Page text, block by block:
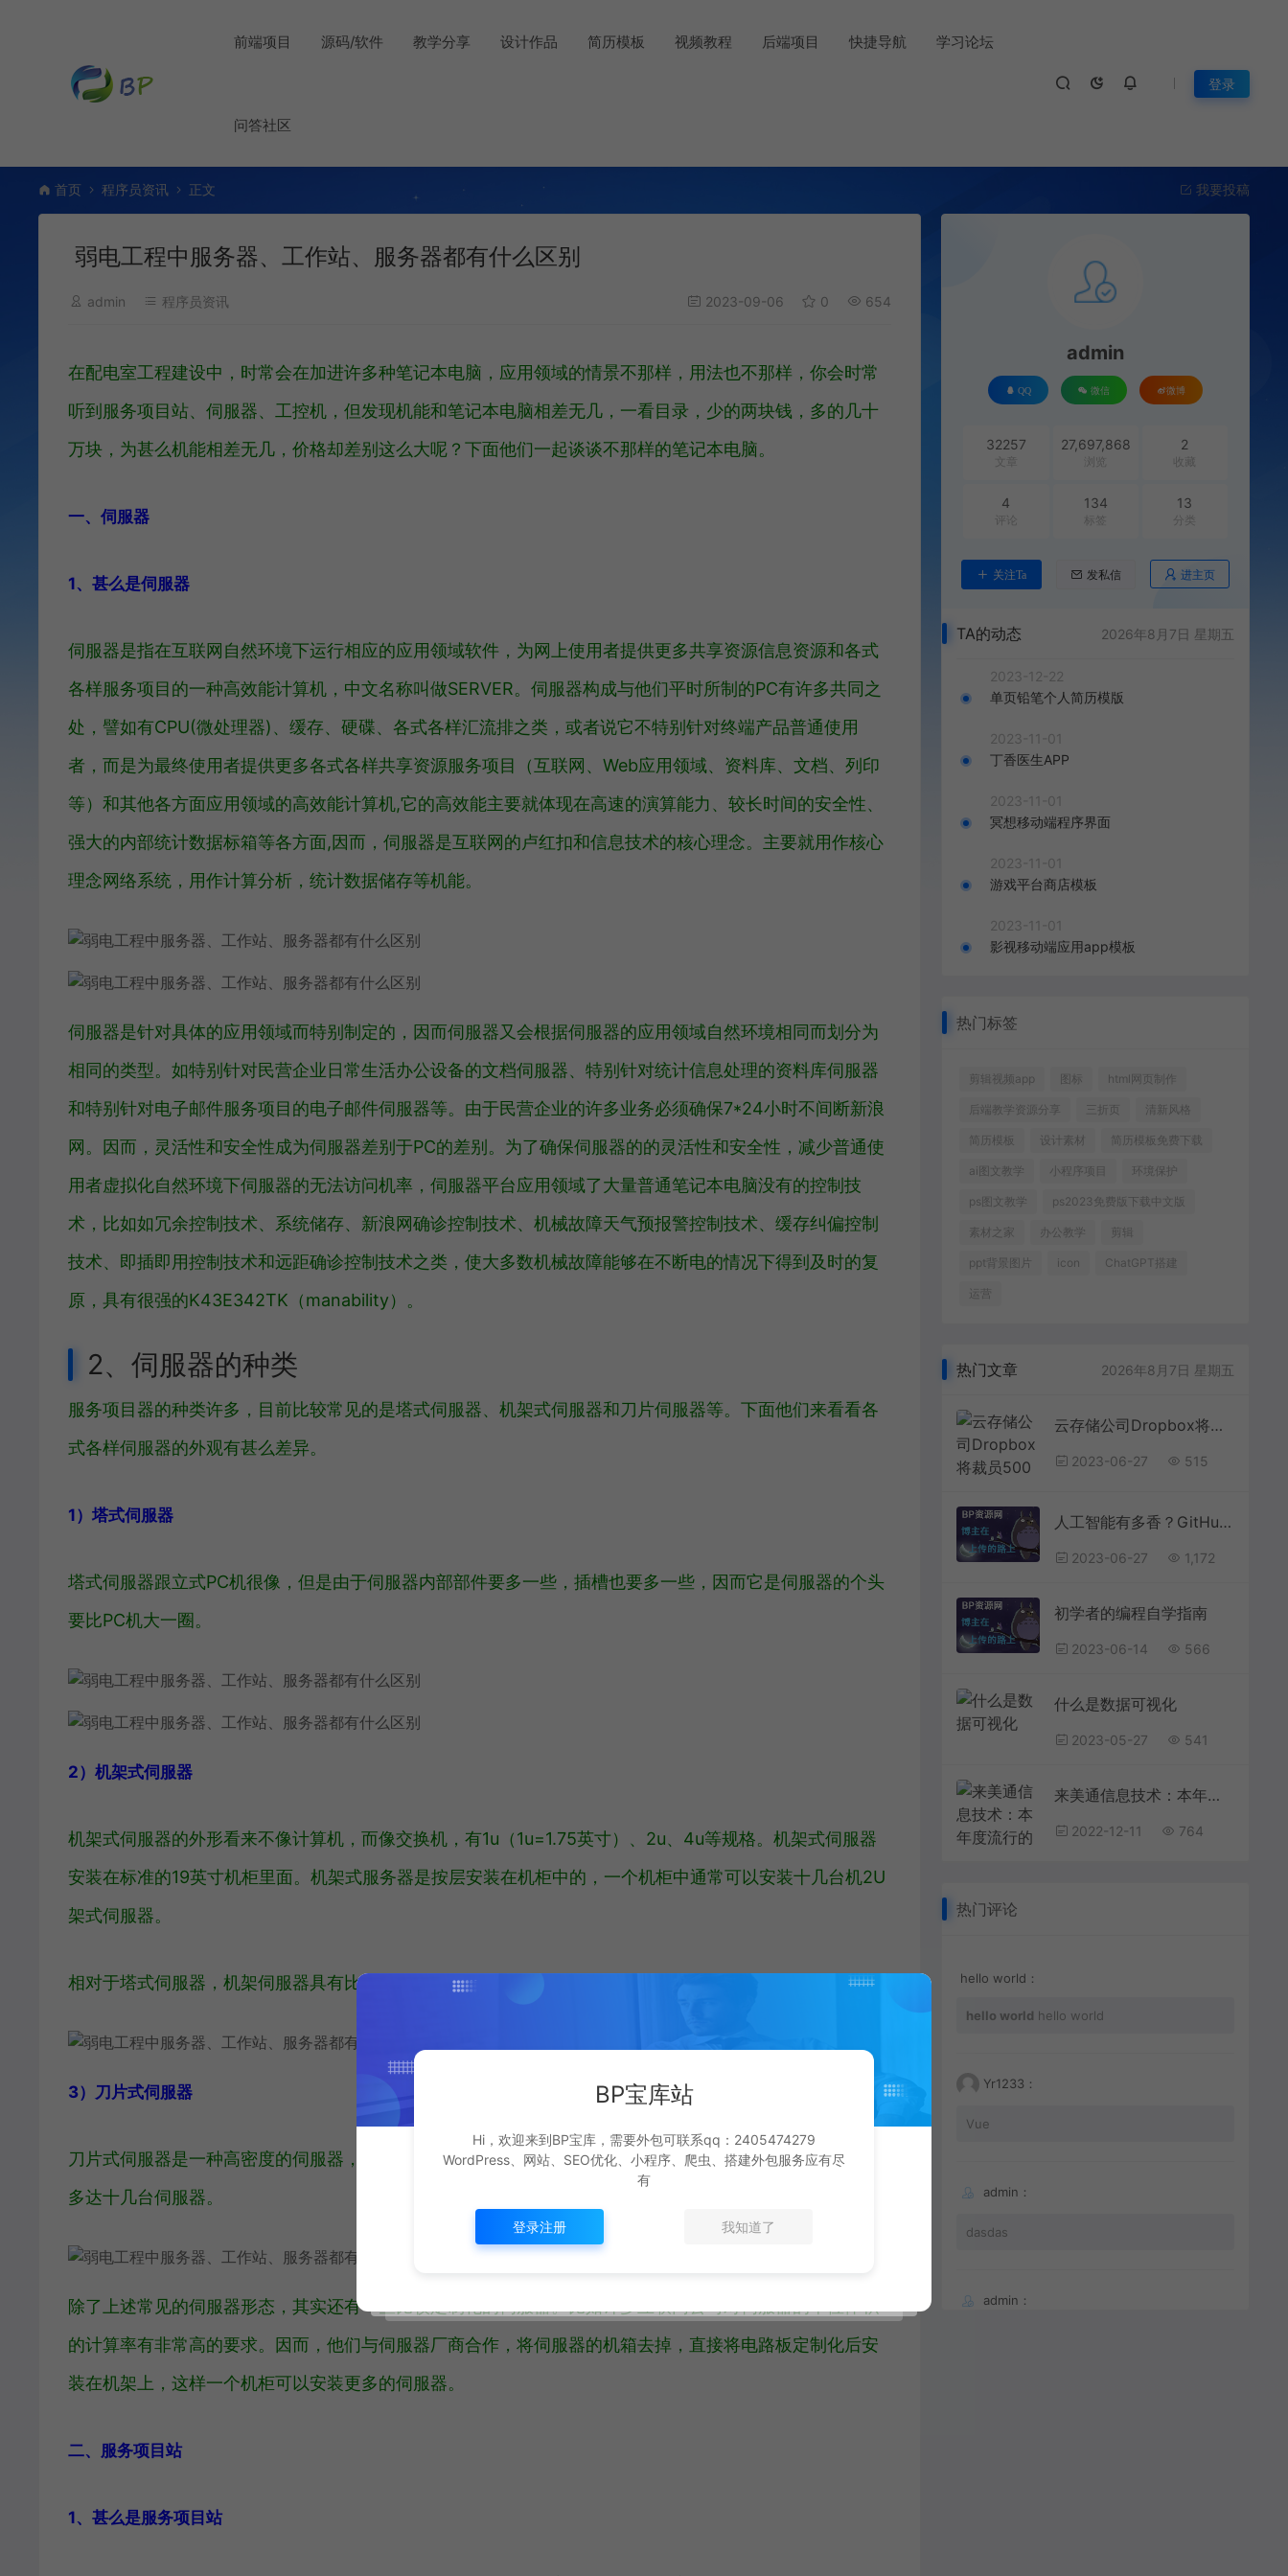
前端项目 源码/软件 教学分享 设计作品 简历模板 视频教程 后端项目 快捷导航 学习论坛
问答社区
登录
首页 程序员资讯 正文 我要投稿
弱电工程中服务器、工作站、服务器都有什么区别
admin 程序员资讯 2023-09-06 0 654
在配电室工程建设中，时常会在加进许多种笔记本电脑，应用领域的情景不那样，用法也不那样，你会时常
听到服务项目站、伺服器、工控机，但发现机能和笔记本电脑相差无几，一看目录，少的两块钱，多的几十
万块，为甚么机能相差无几，价格却差别这么大呢？下面他们一起谈谈不那样的笔记本电脑。
一、伺服器
1、甚么是伺服器
伺服器是指在互联网自然环境下运行相应的应用领域软件，为网上使用者提供更多共享资源信息资源和各式
各样服务项目的一种高效能计算机，中文名称叫做SERVER。伺服器构成与他们平时所制的PC有许多共同之
处，譬如有CPU(微处理器)、缓存、硬碟、各式各样汇流排之类，或者说它不特别针对终端产品普通使用
者，而是为最终使用者提供更多各式各样共享资源服务项目（互联网、Web应用领域、资料库、文档、列印
等）和其他各方面应用领域的高效能计算机,它的高效能主要就体现在高速的演算能力、较长时间的安全性、
强大的内部统计数据标箱等各方面,因而，伺服器是互联网的卢红扣和信息技术的核心理念。主要就用作核心
理念网络系统，用作计算分析，统计数据储存等机能。
伺服器是针对具体的应用领域而特别制定的，因而伺服器又会根据伺服器的应用领域自然环境相同而划分为
相同的类型。如特别针对民营企业日常生活办公设备的文档伺服器、特别针对统计信息处理的资料库伺服器
和特别针对电子邮件服务项目的电子邮件伺服器等。由于民营企业的许多业务必须确保7*24小时不间断新浪
网。因而，灵活性和安全性成为伺服器差别于PC的差别。为了确保伺服器的的灵活性和安全性，减少普通使
用者虚拟化自然环境下伺服器的无法访问机率，伺服器平台应用领域了大量普通笔记本电脑没有的控制技
术，比如如冗余控制技术、系统储存、新浪网确诊控制技术、机械故障天气预报警控制技术、缓存纠偏控制
技术、即插即用控制技术和远距确诊控制技术之类，使大多数机械故障能够在不断电的情况下得到及时的复
原，具有很强的K43E342TK（manability）。
2、伺服器的种类
服务项目器的种类许多，目前比较常见的是塔式伺服器、机架式伺服器和刀片伺服器等。下面他们来看看各
式各样伺服器的外观有甚么差异。
1）塔式伺服器
塔式伺服器跟立式PC机很像，但是由于伺服器内部部件要多一些，插槽也要多一些，因而它是伺服器的个头
要比PC机大一圈。
2）机架式伺服器
机架式伺服器的外形看来不像计算机，而像交换机，有1u（1u=1.75英寸）、2u、4u等规格。机架式伺服器
安装在标准的19英寸机柜里面。机架式服务器是按层安装在机柜中的，一个机柜中通常可以安装十几台机2U
架式伺服器。
相对于塔式伺服器，机架伺服器具有比较高的空间利用率。也就是它可以在单位空间内安装更多的设备。
3）刀片式伺服器
刀片式伺服器是一种高密度的伺服器，相对机架伺服器有更高的空间利用率。如图所示，在一个刀片框中有
多达十几台伺服器。
除了上述常见的伺服器形态，其实还有一些比较定制化的伺服器。比如许多互联网公司对伺服器的单位体积
的计算率有非常高的要求。因而，他们与伺服器厂商合作，将伺服器的机箱去掉，直接将电路板定制化后安
装在机架上，这样一个机柜可以安装更多的伺服器。
二、服务项目站
1、甚么是服务项目站
admin
QQ 微信 微博
32257
文章
27,697,868
浏览
2
收藏
4
评论
134
标签
13
分类
关注Ta 发私信 进主页
TA的动态 2026年8月7日 星期五
2023-12-22
单页铅笔个人简历模版
2023-11-01
丁香医生APP
2023-11-01
冥想移动端程序界面
2023-11-01
游戏平台商店模板
2023-11-01
影视移动端应用app模板
热门标签
剪辑视频app 图标 html网页制作
后端教学资源分享 三折页 清新风格
简历模板 设计素材 简历模板免费下载
ai图文教学 小程序项目 环境保护
ps图文教学 ps2023免费版下载中文版
素材之家 办公教学 剪辑
ppt背景图片 icon ChatGPT搭建
运营
热门文章 2026年8月7日 星期五
云存储公司Dropbox将裁员500人，称未来属于人工智能
2023-06-27 515
人工智能有多香？GitHub调查发现美国超九成码农已投向AI怀抱天安门上毛主席像已挂73年，还要挂多久？早在1980年邓公便已解答
2023-06-27 1,172
初学者的编程自学指南
2023-06-14 566
什么是数据可视化
2023-05-27 541
来美通信息技术：本年度流行的网页设计风格
2022-12-11 764
热门评论
hello world：
hello world hello world
Yr1233：
Vue
admin：
dasdas
admin：
BP宝库站
Hi，欢迎来到BP宝库，需要外包可联系qq：2405474279
WordPress、网站、SEO优化、小程序、爬虫、搭建外包服务应有尽
有
登录注册 我知道了